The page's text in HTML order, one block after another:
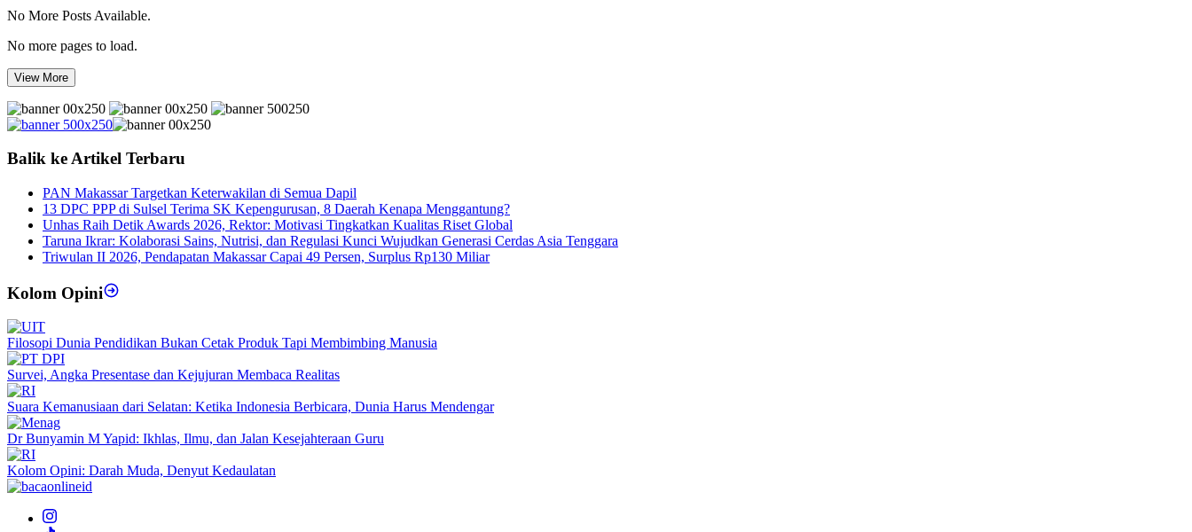
No More Posts Available.
No more pages to load.
View More
Balik ke Artikel Terbaru
PAN Makassar Targetkan Keterwakilan di Semua Dapil
13 DPC PPP di Sulsel Terima SK Kepengurusan, 8 Daerah Kenapa Menggantung?
Unhas Raih Detik Awards 2026, Rektor: Motivasi Tingkatkan Kualitas Riset Global
Taruna Ikrar: Kolaborasi Sains, Nutrisi, dan Regulasi Kunci Wujudkan Generasi Cerdas Asia Tenggara
Triwulan II 2026, Pendapatan Makassar Capai 49 Persen, Surplus Rp130 Miliar
Kolom Opini
Filosopi Dunia Pendidikan Bukan Cetak Produk Tapi Membimbing Manusia
Survei, Angka Presentase dan Kejujuran Membaca Realitas
Suara Kemanusiaan dari Selatan: Ketika Indonesia Berbicara, Dunia Harus Mendengar
Dr Bunyamin M Yapid: Ikhlas, Ilmu, dan Jalan Kesejahteraan Guru
Kolom Opini: Darah Muda, Denyut Kedaulatan